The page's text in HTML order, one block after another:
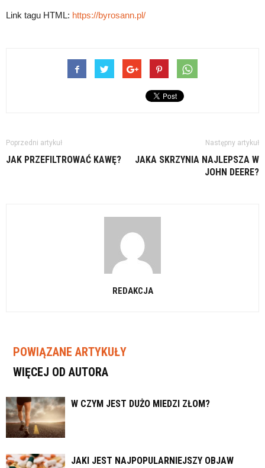
Link tagu HTML: https://byrosann.pl/
Poprzedni artykuł
JAK PRZEFILTROWAĆ KAWĘ?
Następny artykuł
JAKA SKRZYNIA NAJLEPSZA W
JOHN DEERE?
REDAKCJA
POWIĄZANE ARTYKUŁY
WIĘCEJ OD AUTORA
W CZYM JEST DUŻO MIEDZI ZŁOM?
JAKI JEST NAJPOPULARNIEJSZY OBJAW